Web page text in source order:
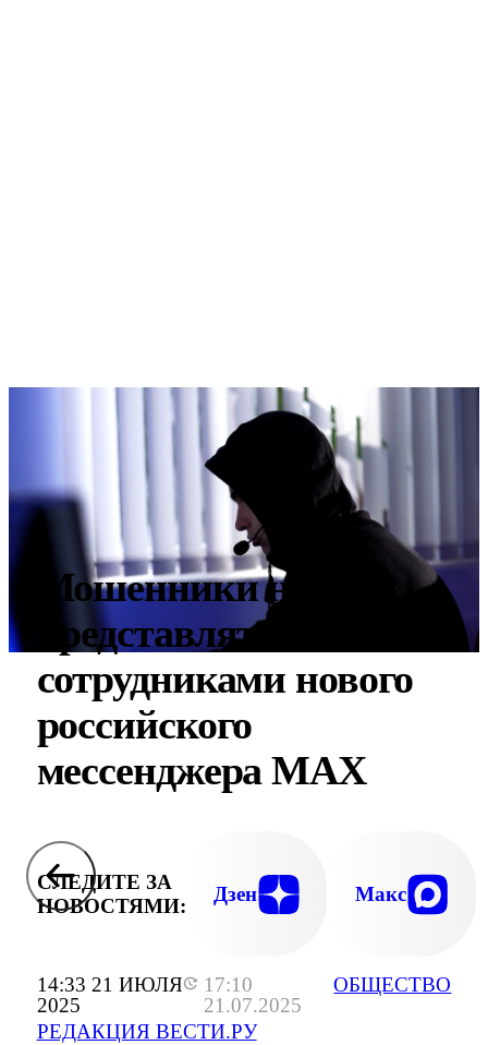
14:33 21 ИЮЛЯ
2025
17:10
21.07.2025
РЕДАКЦИЯ ВЕСТИ.РУ
ОБЩЕСТВО
Мошенники начали
представляться
сотрудниками нового
российского
мессенджера MAX
СЛЕДИТЕ ЗА
НОВОСТЯМИ:
Дзен Макс